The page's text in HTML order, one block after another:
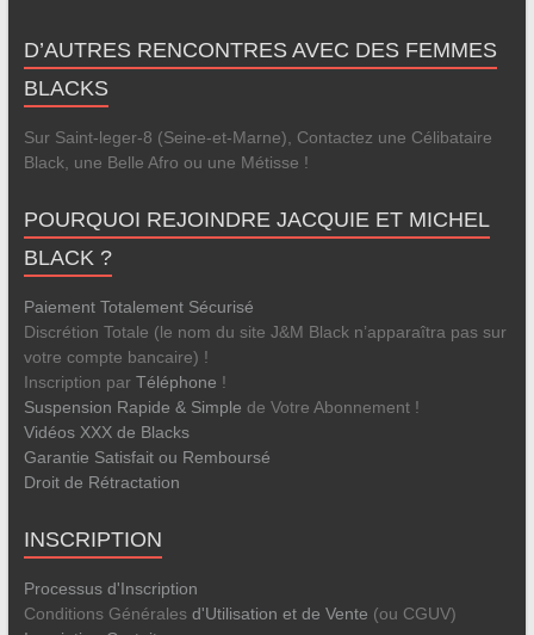
D’AUTRES RENCONTRES AVEC DES FEMMES
BLACKS
Sur Saint-leger-8 (Seine-et-Marne), Contactez une Célibataire
Black, une Belle Afro ou une Métisse !
POURQUOI REJOINDRE JACQUIE ET MICHEL
BLACK ?
Paiement Totalement Sécurisé
Discrétion Totale (le nom du site J&M Black n’apparaîtra pas sur
votre compte bancaire) !
Inscription par Téléphone !
Suspension Rapide & Simple de Votre Abonnement !
Vidéos XXX de Blacks
Garantie Satisfait ou Remboursé
Droit de Rétractation
INSCRIPTION
Processus d'Inscription
Conditions Générales d'Utilisation et de Vente (ou CGUV)